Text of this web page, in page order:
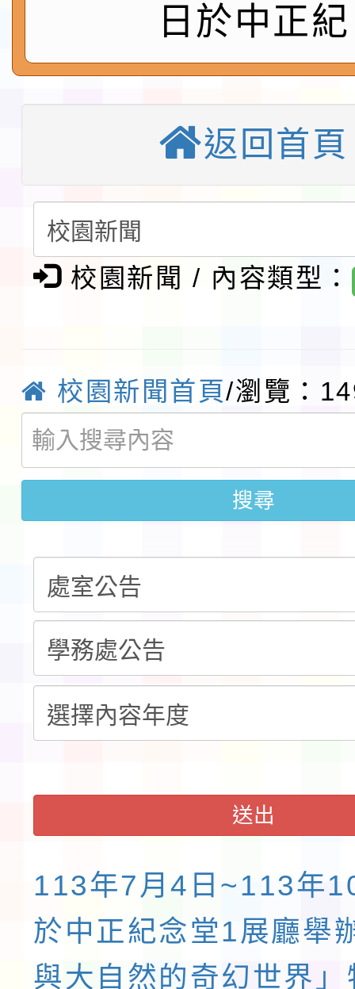
第3次招考代課鐘點教
告(不再辦理後續甄選)
檢送「桃園市115學年
賽實施要點」1份
本市「115學年度學生
「桃園市補助參觀特色
展演活動實施計畫」
請一案
教育部校安中心白海
報
淨零綠領人才培育課程
檢送桃園市115學年度
及師生本土語及新住民
鎮韌性（防空）演習－
速演練執行計畫」
「115年金融知識線上
法」
本校115學年度第1學
第3次招考代課鐘點教
檢送「桃園市115學年
程安排一案
「桃園市補助參觀特色
展演活動實施計畫」
請一案
日於中正紀
返回首頁
校園新聞 / 內容類型：
校園新聞首頁/瀏覽：
搜尋
送出
113年7月4日~113年
於中正紀念堂1展廳舉
與大自然的奇幻世界」